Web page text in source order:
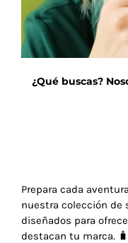
¿Qué buscas?
Prepara cada
nuestra colección de
diseñados para
destacan tu marca.